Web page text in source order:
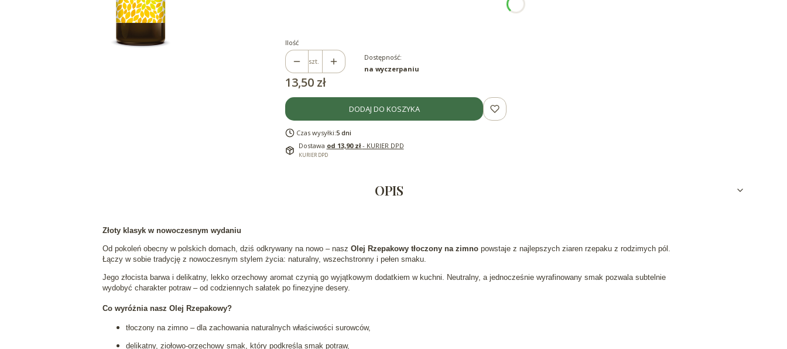
Ilość
szt.
Dostępność:
na wyczerpaniu
Cena
13,50 zł
DODAJ DO KOSZYKA
Czas wysyłki:5 dni
Dostawa od 13,90 zł- KURIER DPD
KURIER DPD
OPIS
Złoty klasyk w nowoczesnym wydaniu
Od pokoleń obecny w polskich domach, dziś odkrywany na nowo – nasz Olej Rzepakowy tłoczony na zimnopowstaje z najlepszych ziaren rzepaku z rodzimych pól.
Łączy w sobie tradycję z nowoczesnym stylem życia: naturalny, wszechstronny i pełen smaku.
Jego złocista barwa i delikatny, lekko orzechowy aromat czynią go wyjątkowym dodatkiem w kuchni. Neutralny, a jednocześnie wyrafinowany smak pozwala subtelnie
wydobyć charakter potraw – od codziennych sałatek po finezyjne desery.
Co wyróżnia nasz Olej Rzepakowy?
tłoczony na zimno – dla zachowania naturalnych właściwości surowców,
delikatny, ziołowo-orzechowy smak, który podkreśla smak potraw,